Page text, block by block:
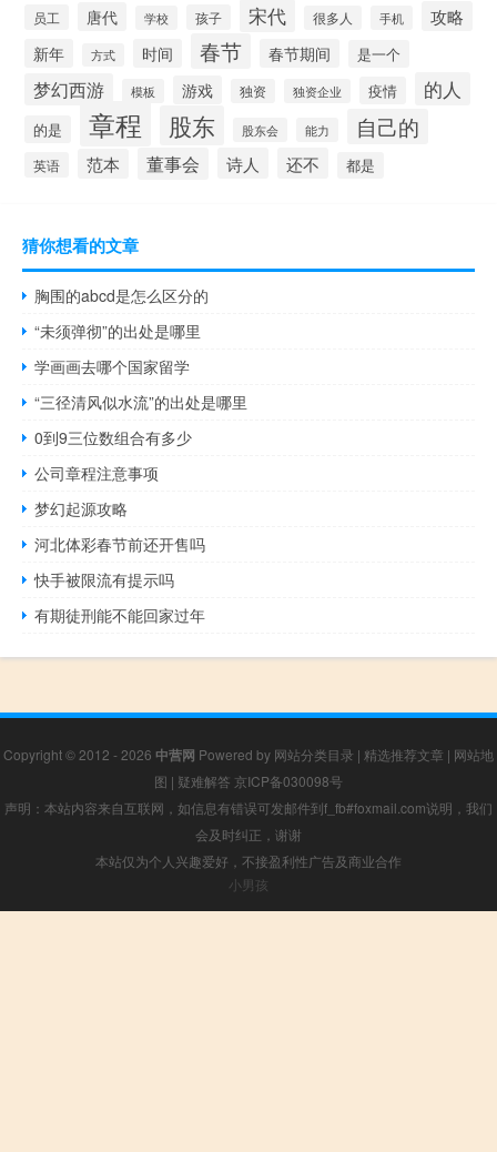
员工 唐代 学校 孩子 宋代 很多人 手机 攻略
新年 方式 时间 春节 春节期间 是一个
梦幻西游 模板 游戏 独资 独资企业 疫情 的人
的是 章程 股东 股东会 能力 自己的
英语 范本 董事会 诗人 还不 都是
猜你想看的文章
胸围的abcd是怎么区分的
“未须弹彻”的出处是哪里
学画画去哪个国家留学
“三径清风似水流”的出处是哪里
0到9三位数组合有多少
公司章程注意事项
梦幻起源攻略
河北体彩春节前还开售吗
快手被限流有提示吗
有期徒刑能不能回家过年
Copyright © 2012 - 2026 中营网 Powered by 网站分类目录 | 精选推荐文章 | 网站地
图 | 疑难解答 京ICP备030098号
声明：本站内容来自互联网，如信息有错误可发邮件到f_fb#foxmail.com说明，我们
会及时纠正，谢谢
本站仅为个人兴趣爱好，不接盈利性广告及商业合作
小男孩